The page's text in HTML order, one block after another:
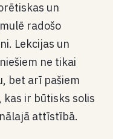
un
radošo
. Lekcijas un
ne tikai
bet arī pašiem
ir būtisks solis
attīstībā.